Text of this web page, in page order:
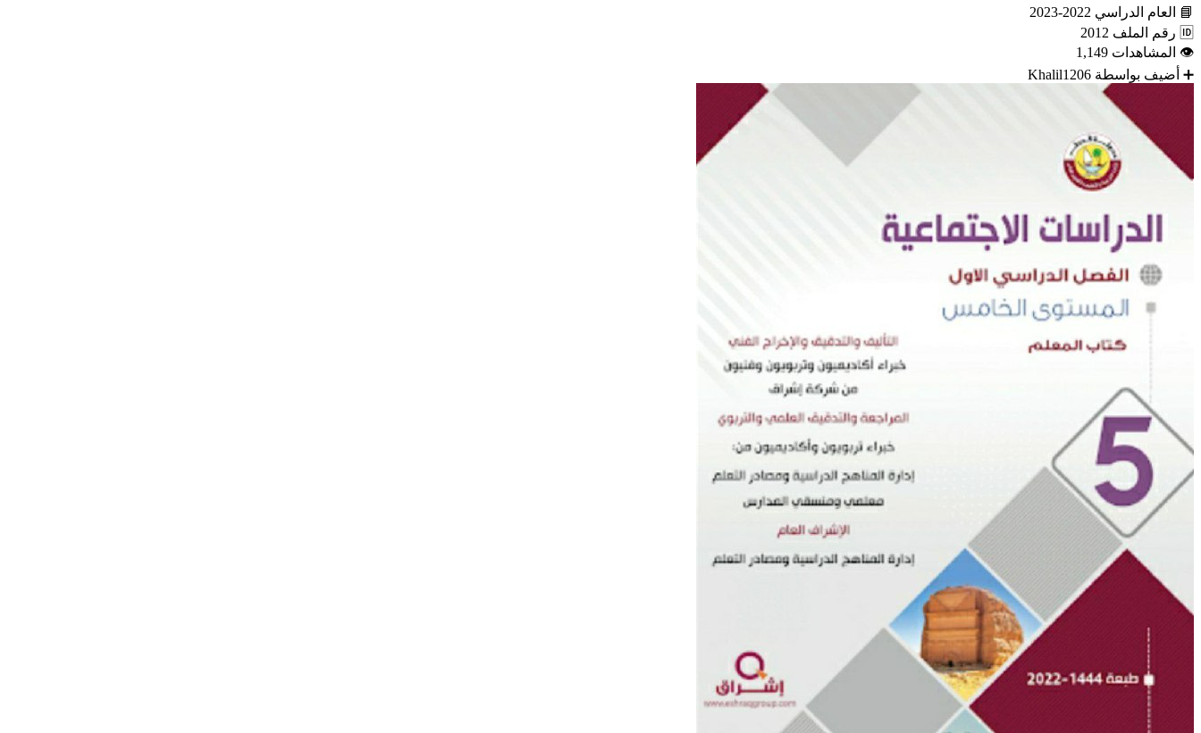
📘 العام الدراسي 2022-2023
🆔 رقم الملف 2012
👁 المشاهدات 1,149
➕ أضيف بواسطة Khalil1206